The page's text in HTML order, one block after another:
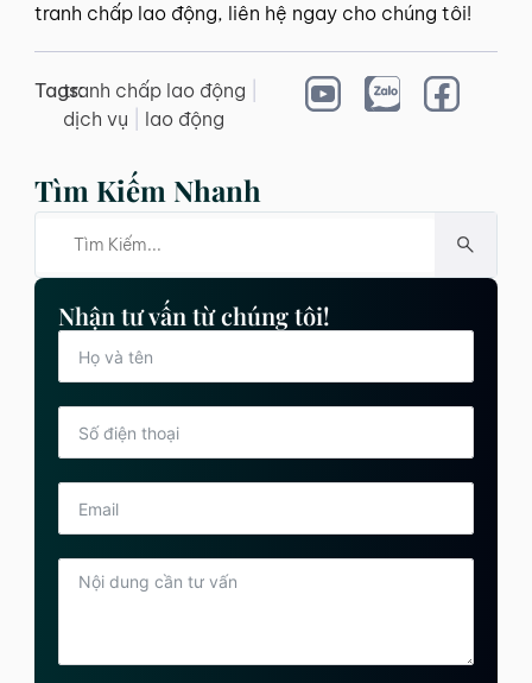
tranh chấp lao động, liên hệ ngay cho chúng tôi!
Tags:tranh chấp lao động
dịch vụ
lao động
Tìm Kiếm Nhanh
Nhận tư vấn từ chúng tôi!